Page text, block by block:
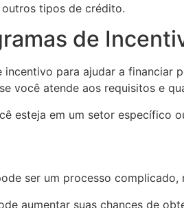
tipos de crédito.
de
para ajudar a financiar
você atende aos requisitos e
esteja em um setor específico
ser um processo
aumentar suas chances de